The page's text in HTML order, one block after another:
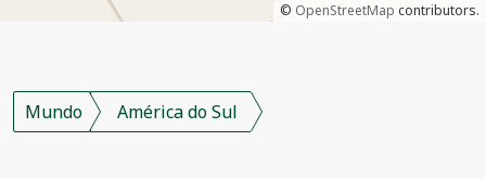
© OpenStreetMap contributors.
Mundo América do Sul